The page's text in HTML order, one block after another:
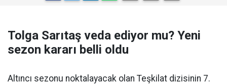
Tolga Sarıtaş veda ediyor mu? Yeni
sezon kararı belli oldu
Altıncı sezonu noktalayacak olan Teşkilat dizisinin 7.